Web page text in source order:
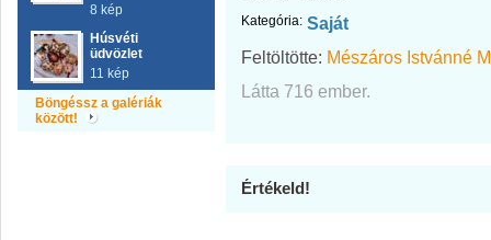
8 kép
Húsvéti
üdvözlet
11 kép
Böngéssz a galériák
között!
Kategória: Saját
Feltöltötte: Mészáros Istvánné
Látta 716 ember.
Értékeld!